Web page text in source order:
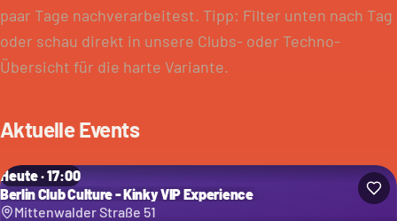
paar Tage nachverarbeitest. Tipp: Filter unten nach Tag
oder schau direkt in unsere Clubs- oder Techno-
Übersicht für die harte Variante.
Aktuelle Events
Heute · 17:00
Berlin Club Culture - Kinky VIP Experience
Mittenwalder Straße 51